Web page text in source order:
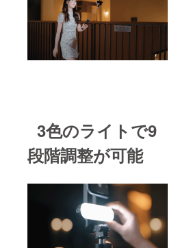
3色のライトで9
段階調整が可能